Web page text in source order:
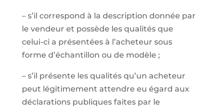
– s’il correspond à la description donnée par
le vendeur et possède les qualités que
celui-ci a présentées à l’acheteur sous
forme d’échantillon ou de modèle ;
– s’il présente les qualités qu’un acheteur
peut légitimement attendre eu égard aux
déclarations publiques faites par le